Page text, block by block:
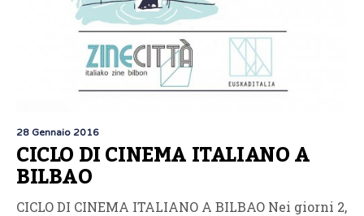
28 Gennaio 2016
CICLO DI CINEMA ITALIANO A
BILBAO
CICLO DI CINEMA ITALIANO A BILBAO Nei giorni 2,